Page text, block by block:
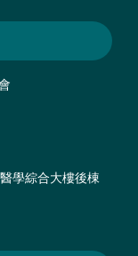
學綜合大樓後棟